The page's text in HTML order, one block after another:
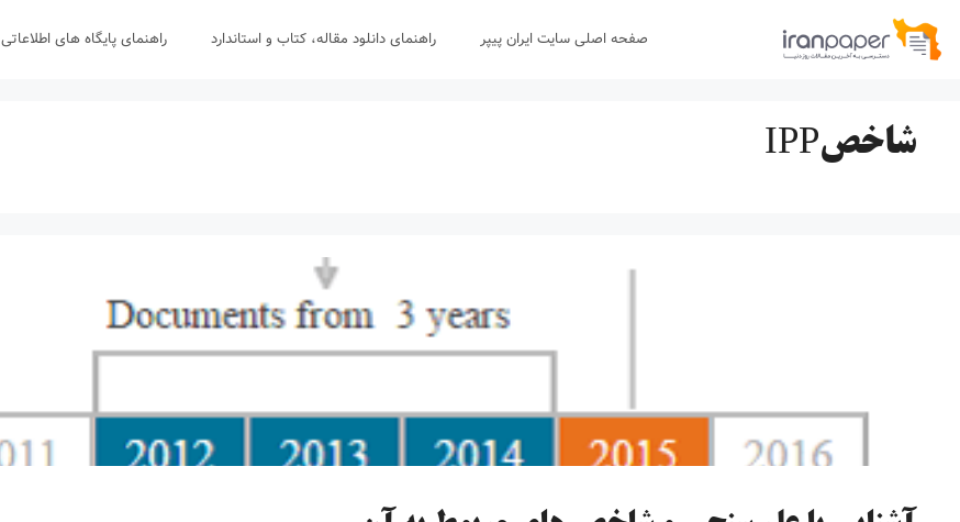
پرش
صفحه اصلی سایت ایران پیپر راهنمای دانلود مقاله، کتاب و استاندارد راهنمای پایگاه های اطلاعاتی
شاخصIPP